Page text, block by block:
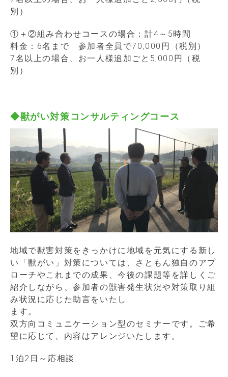
別）
①＋②組み合わせコースの場合：計4～5時間
料金：6名まで 参加者全員で70,000円（税別）
7名以上の場合、お一人様追加ごと5,000円（税
別）
◆獣がい対策コンサルティングコース
地域で獣害対策をきっかけに地域を元気にする新し
い「獣がい」対策については、さともん独自のアプ
ローチやこれまでの成果、今後の課題等を詳しくご
紹介しながら、参加者の獣害発生状況や対策取り組
み状況に応じた助言をいたし
ます。
双方向コミュニケーション型のセミナーです。ご希
望に応じて、内容はアレンジいたします。
1泊2日～応相談